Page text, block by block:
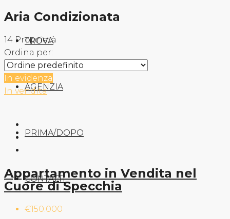
TROVA
AGENZIA
PRIMA/DOPO
CONTATTI
Aria Condizionata
14 Proprietà
Ordina per:
In evidenza
In vendita
Appartamento in Vendita nel
Cuore di Specchia
€150.000